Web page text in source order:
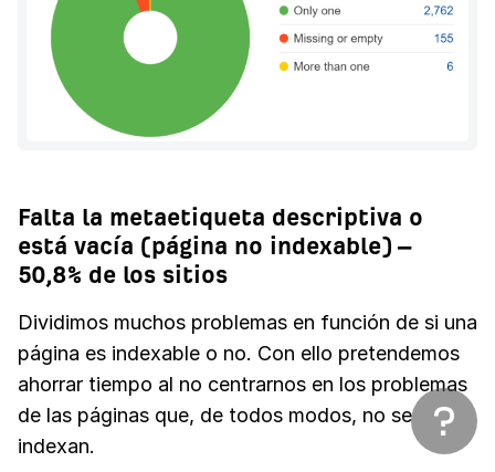
Falta la metaetiqueta descriptiva o
está vacía (página no indexable) –
50,8% de los sitios
Dividimos muchos problemas en función de si una
página es indexable o no. Con ello pretendemos
ahorrar tiempo al no centrarnos en los problemas
de las páginas que, de todos modos, no se
indexan.